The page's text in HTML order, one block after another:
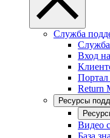
Служба
Вход
Портал
Return
Ресурсы
Видео